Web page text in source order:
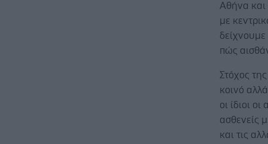
Αθήνα και
με
πώς
Στόχος
κοινό
οι ίδιοι
ασθενείς
και τις